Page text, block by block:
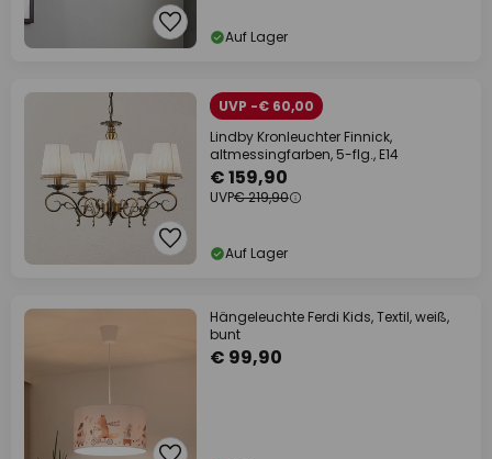
Auf Lager
UVP -€ 60,00
Lindby Kronleuchter Finnick,
altmessingfarben, 5-flg., E14
€ 159,90
UVP€ 219,90
Auf Lager
Hängeleuchte Ferdi Kids, Textil, weiß,
bunt
€ 99,90